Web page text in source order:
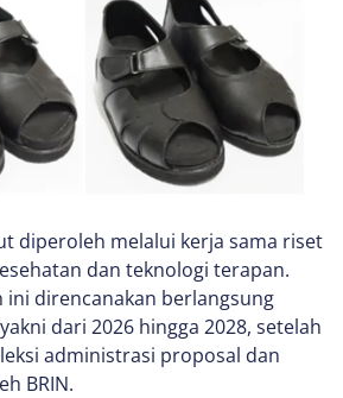
diperoleh melalui kerja sama riset
dan teknologi terapan.
direncanakan berlangsung
dari 2026 hingga 2028, setelah
administrasi proposal dan
BRIN.